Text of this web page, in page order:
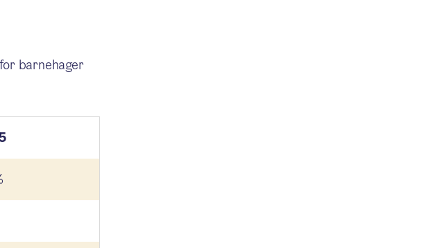
barnehager